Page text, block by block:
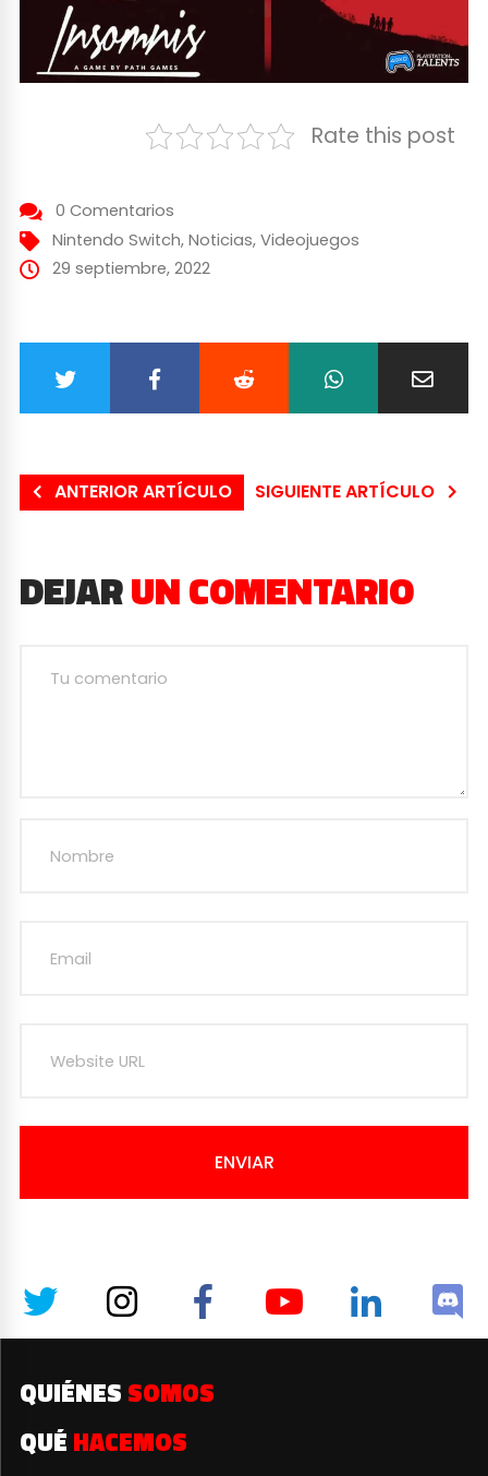
Rate this post
0 Comentarios
Nintendo Switch, Noticias, Videojuegos
29 septiembre, 2022
ANTERIOR ARTÍCULO SIGUIENTE ARTÍCULO
DEJARUN COMENTARIO
ENVIAR
QUIÉNES SOMOS
QUÉ HACEMOS